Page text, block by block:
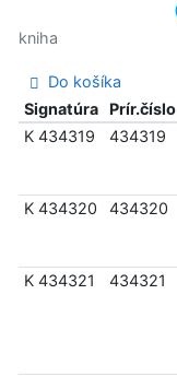
kniha
Do košíka
Signatúra
Prír.číslo
K 434319
434319
K 434320 434320
K 434321 434321